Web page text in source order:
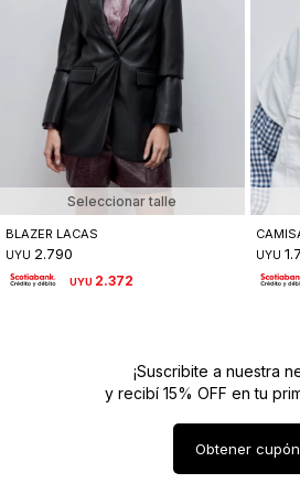
Seleccionar talle
BLAZER LACAS
UYU 2.790
UYU 2.372
UYU
¡Suscribite a nuestra
y recibí 15% OFF en tu
Obtener cupón